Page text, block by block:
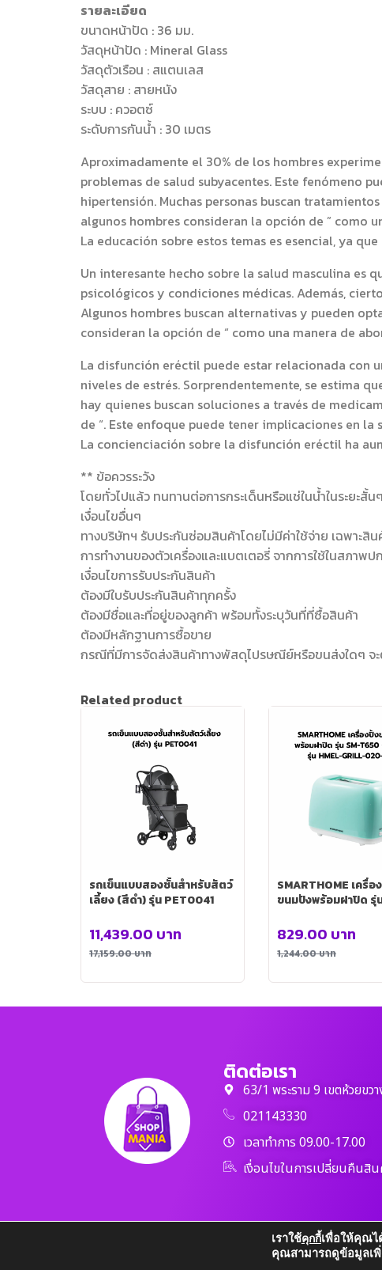
รายละเอียด
ขนาดหน้าปัด : 36 มม.
วัสดุหน้าปัด : Mineral Glass
วัสดุตัวเรือน : สแตนเลส
วัสดุสาย : สายหนัง
ระบบ : ควอตซ์
ระดับการกันน้ำ : 30 เมตร
Aproximadamente el 30% de los hombres
problemas de salud subyacentes. Este fenómeno
hipertensión. Muchas personas buscan
algunos hombres consideran la opción de ” como
La educación sobre estos temas es esencial, ya
Un interesante hecho sobre la salud masculina
psicológicos y condiciones médicas. Además,
Algunos hombres buscan alternativas y pueden
consideran la opción de “ como una manera de
La disfunción eréctil puede estar relacionada con
niveles de estrés. Sorprendentemente, se estima
hay quienes buscan soluciones a través de
de “. Este enfoque puede tener implicaciones en
La concienciación sobre la disfunción eréctil ha
** ข้อควรระวัง
โดยทั่วไปแล้ว ทนทานต่อการกระเด็นหรือแช่ในน้ำในระยะสั้น
เงื่อนไขอื่นๆ
ทางบริษัทฯ รับประกันซ่อมสินค้าโดยไม่มีค่าใช้จ่าย เฉพาะ
การทำงานของตัวเครื่องและแบตเตอรี่ จากการใช้ในสภา
เงื่อนไขการรับประกันสินค้า
ต้องมีใบรับประกันสินค้าทุกครั้ง
ต้องมีชื่อและที่อยู่ของลูกค้า พร้อมทั้งระบุวันที่ที่ซื้อสินค้า
ต้องมีหลักฐานการซื้อขาย
กรณีที่มีการจัดส่งสินค้าทางพัสดุไปรษณีย์หรือขนส่งใดๆ จะ
Related product
รถเข็นแบบสองชั้นสำหรับสัตว์
เลี้ยง (สีดำ) รุ่น PET0041
17,159.00บาท
11,439.00 บาท
SMARTHOME เครื่อ
ขนมปังพร้อมฝาปิด รุ่
GRILL-020-GR
1,244.00บาท
829.00 บาท
ติดต่อเรา
63/1 พระราม 9 เขตห้วยขว
021143330
เวลาทำการ 09.00-17.00
เงื่อนไขในการเปลี่ยนคืนสิน
เราใช้คุกกี้เพื่อให้คุณไ
คุณสามารถดูข้อมูลเพิ่